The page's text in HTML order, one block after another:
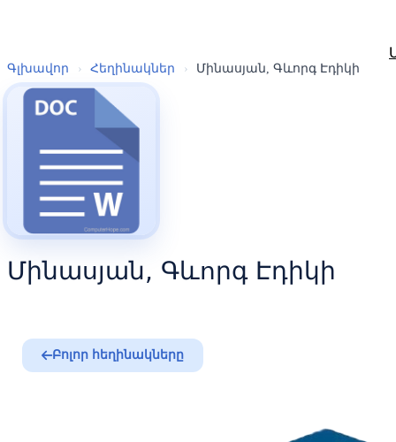
Գլխավոր › Հեղինակներ › Մինասյան, Գևորգ Էդիկի
Մինասյան, Գևորգ Էդիկի
Բոլոր հեղինակները